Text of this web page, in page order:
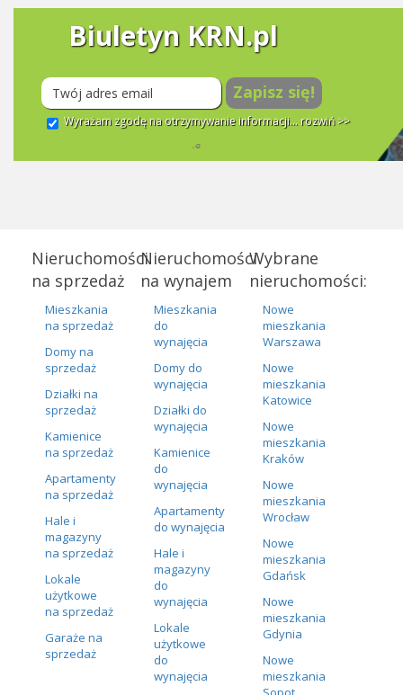
Biuletyn KRN.pl
Zapisz się!
Wyrażam zgodę na otrzymywanie informacji... rozwiń >>
Nieruchomości
na sprzedaż
Mieszkania
na sprzedaż
Domy na
sprzedaż
Działki na
sprzedaż
Kamienice
na sprzedaż
Apartamenty
na sprzedaż
Hale i
magazyny
na sprzedaż
Lokale
użytkowe
na sprzedaż
Garaże na
sprzedaż
Nieruchomości
na wynajem
Mieszkania
do
wynajęcia
Domy do
wynajęcia
Działki do
wynajęcia
Kamienice
do
wynajęcia
Apartamenty
do wynajęcia
Hale i
magazyny
do
wynajęcia
Lokale
użytkowe
do
wynajęcia
Wybrane
nieruchomości:
Nowe
mieszkania
Warszawa
Nowe
mieszkania
Katowice
Nowe
mieszkania
Kraków
Nowe
mieszkania
Wrocław
Nowe
mieszkania
Gdańsk
Nowe
mieszkania
Gdynia
Nowe
mieszkania